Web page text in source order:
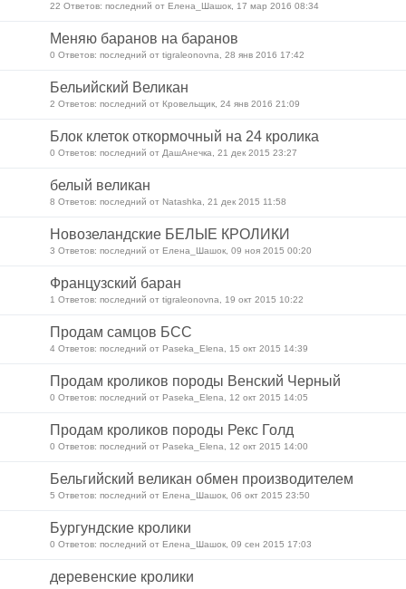
22 Ответов: последний от Елена_Шашок, 17 мар 2016 08:34
Меняю баранов на баранов
0 Ответов: последний от tigraleonovna, 28 янв 2016 17:42
Бельийский Великан
2 Ответов: последний от Кровельщик, 24 янв 2016 21:09
Блок клеток откормочный на 24 кролика
0 Ответов: последний от ДашАнечка, 21 дек 2015 23:27
белый великан
8 Ответов: последний от Natashka, 21 дек 2015 11:58
Новозеландские БЕЛЫЕ КРОЛИКИ
3 Ответов: последний от Елена_Шашок, 09 ноя 2015 00:20
Французский баран
1 Ответов: последний от tigraleonovna, 19 окт 2015 10:22
Продам самцов БСС
4 Ответов: последний от Paseka_Elena, 15 окт 2015 14:39
Продам кроликов породы Венский Черный
0 Ответов: последний от Paseka_Elena, 12 окт 2015 14:05
Продам кроликов породы Рекс Голд
0 Ответов: последний от Paseka_Elena, 12 окт 2015 14:00
Бельгийский великан обмен производителем
5 Ответов: последний от Елена_Шашок, 06 окт 2015 23:50
Бургундские кролики
0 Ответов: последний от Елена_Шашок, 09 сен 2015 17:03
деревенские кролики